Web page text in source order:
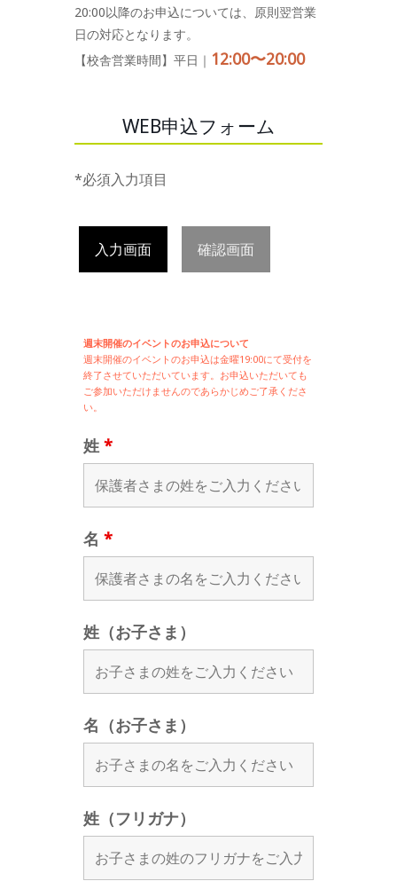
20:00以降のお申込については、原則翌営業
日の対応となります。
【校舎営業時間】平日｜ 12:00〜20:00
WEB申込フォーム
*必須入力項目
入力画面 確認画面
週末開催のイベントのお申込について
週末開催のイベントのお申込は金曜19:00にて受付を
終了させていただいています。お申込いただいても
ご参加いただけませんのであらかじめご了承くださ
い。
姓 *
名 *
姓（お子さま）
名（お子さま）
姓（フリガナ）